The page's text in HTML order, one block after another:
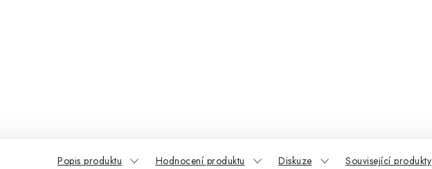
Popis produktu Hodnocení produktu Diskuze Související produkty